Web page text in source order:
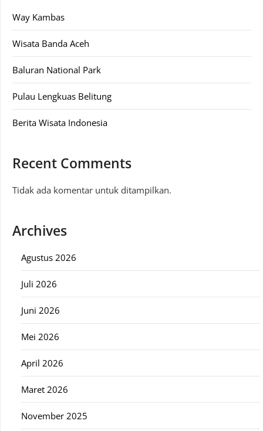
Way Kambas
Wisata Banda Aceh
Baluran National Park
Pulau Lengkuas Belitung
Berita Wisata Indonesia
Recent Comments
Tidak ada komentar untuk ditampilkan.
Archives
Agustus 2026
Juli 2026
Juni 2026
Mei 2026
April 2026
Maret 2026
November 2025